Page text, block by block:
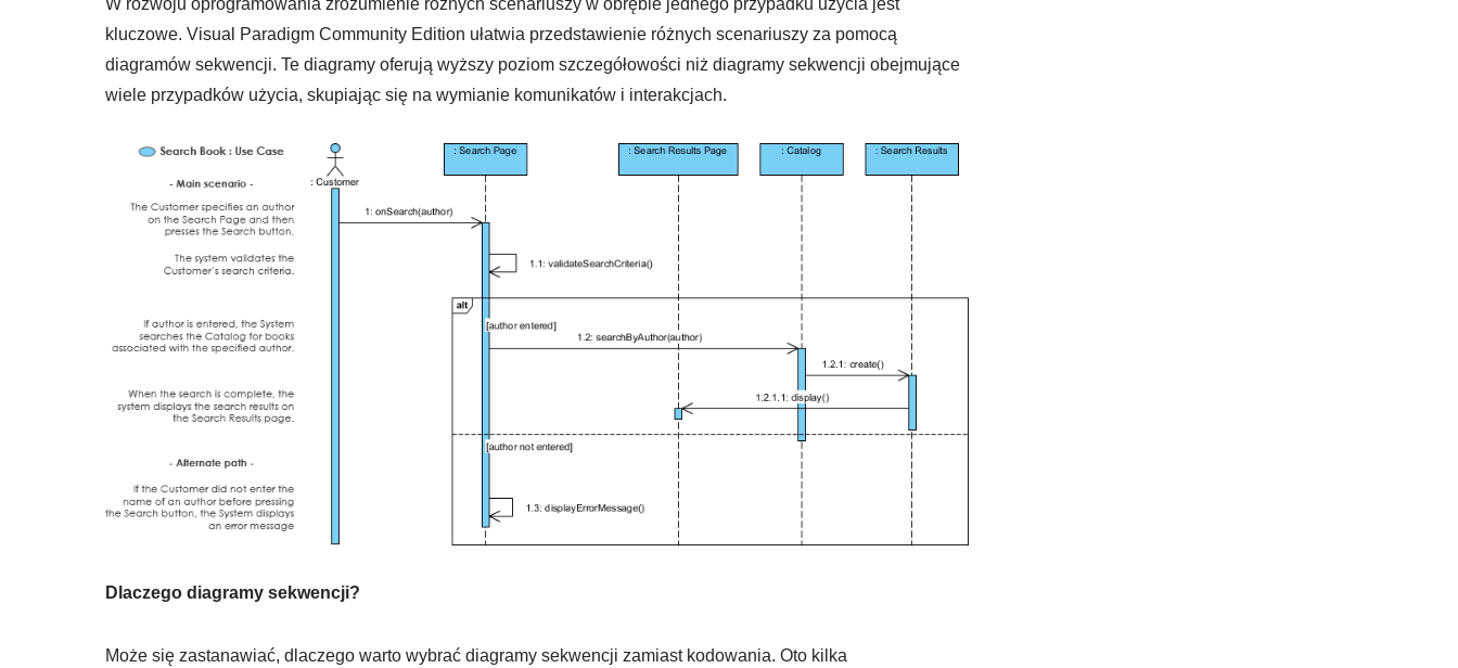
kluczowe. Visual Paradigm Community Edition ułatwia przedstawienie różnych scenariuszy za pomocą
diagramów sekwencji. Te diagramy oferują wyższy poziom szczegółowości niż diagramy sekwencji obejmujące
wiele przypadków użycia, skupiając się na wymianie komunikatów i interakcjach.
Dlaczego diagramy sekwencji?
Może się zastanawiać, dlaczego warto wybrać diagramy sekwencji zamiast kodowania. Oto kilka